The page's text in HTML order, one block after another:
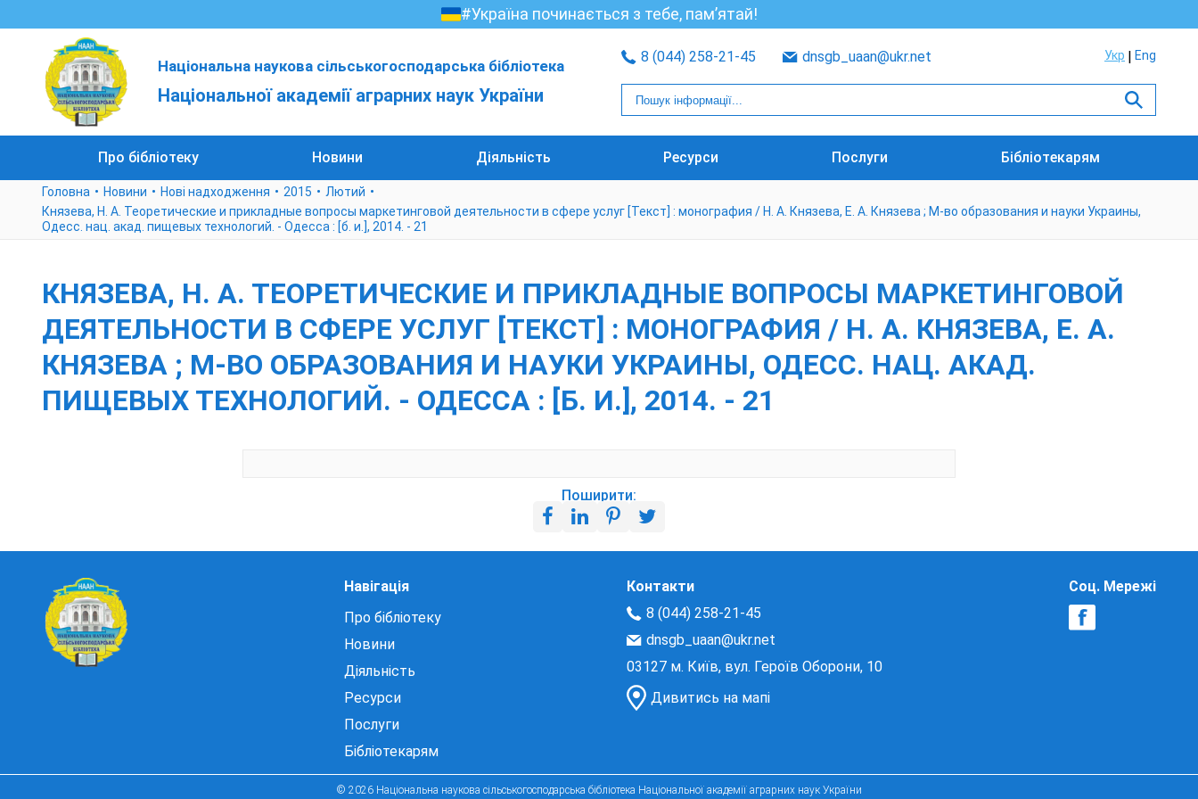
#Україна починається з тебе, пам’ятай!
Національна наукова сільськогосподарська бібліотека
Національної академії аграрних наук України
8 (044) 258-21-45 dnsgb_uaan@ukr.net Укр Eng
Про бібліотеку Новини Діяльність Ресурси Послуги Бібліотекарям
Головна Новини Нові надходження 2015
Лютий
Князева, Н. А. Теоретические и прикладные вопросы маркетинговой деятельности в сфере услуг [Текст] : монография / Н. А. Князева, Е. А. Князева ; М-во образования и науки Украины,
Одесс. нац. акад. пищевых технологий. - Одесса : [б. и.], 2014. - 21
КНЯЗЕВА, Н. А. ТЕОРЕТИЧЕСКИЕ И ПРИКЛАДНЫЕ ВОПРОСЫ МАРКЕТИНГОВОЙ
ДЕЯТЕЛЬНОСТИ В СФЕРЕ УСЛУГ [ТЕКСТ] : МОНОГРАФИЯ / Н. А. КНЯЗЕВА, Е. А.
КНЯЗЕВА ; М-ВО ОБРАЗОВАНИЯ И НАУКИ УКРАИНЫ, ОДЕСС. НАЦ. АКАД.
ПИЩЕВЫХ ТЕХНОЛОГИЙ. - ОДЕССА : [Б. И.], 2014. - 21
Поширити:
Навігація
Про бібліотеку
Новини
Діяльність
Ресурси
Послуги
Бібліотекарям
Контакти
8 (044) 258-21-45
dnsgb_uaan@ukr.net
03127 м. Київ, вул. Героїв Оборони, 10
Дивитись на мапі
Соц. Мережі
© 2026 Національна наукова сільськогосподарська бібліотека Національної академії аграрних наук України